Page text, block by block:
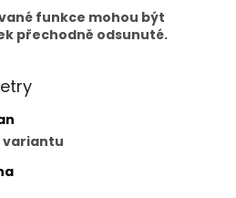
funkce mohou být
přechodně odsunuté.
variantu